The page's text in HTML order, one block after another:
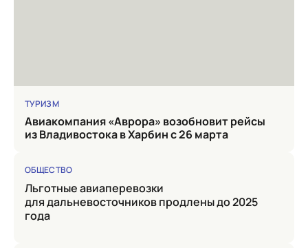
ТУРИЗМ
Авиакомпания «Аврора» возобновит рейсы
из Владивостока в Харбин с 26 марта
ОБЩЕСТВО
Льготные авиаперевозки
для дальневосточников продлены до 2025
года